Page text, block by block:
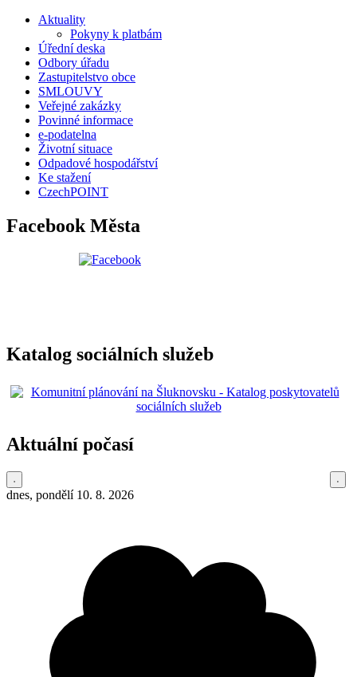
Aktuality
Pokyny k platbám
Úřední deska
Odbory úřadu
Zastupitelstvo obce
SMLOUVY
Veřejné zakázky
Povinné informace
e-podatelna
Životní situace
Odpadové hospodářství
Ke stažení
CzechPOINT
Facebook Města
Katalog sociálních služeb
Aktuální počasí
dnes, pondělí 10. 8. 2026